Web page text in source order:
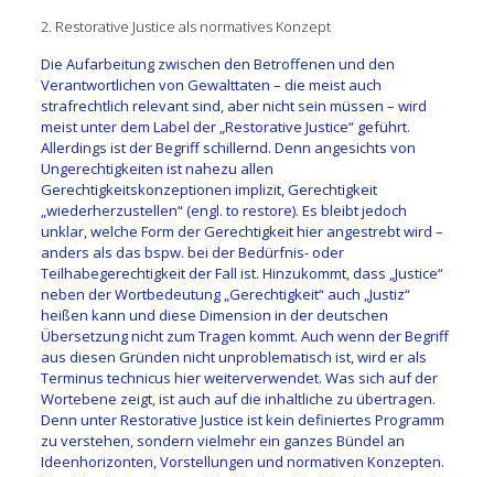
2. Restorative Justice als normatives Konzept
Die Aufarbeitung zwischen den Betroffenen und den
Verantwortlichen von Gewalttaten – die meist auch
strafrechtlich relevant sind, aber nicht sein müssen – wird
meist unter dem Label der „Restorative Justice“ geführt.
Allerdings ist der Begriff schillernd. Denn angesichts von
Ungerechtigkeiten ist nahezu allen
Gerechtigkeitskonzeptionen implizit, Gerechtigkeit
„wiederherzustellen“ (engl. to restore). Es bleibt jedoch
unklar, welche Form der Gerechtigkeit hier angestrebt wird –
anders als das bspw. bei der Bedürfnis- oder
Teilhabegerechtigkeit der Fall ist. Hinzukommt, dass „Justice“
neben der Wortbedeutung „Gerechtigkeit“ auch „Justiz“
heißen kann und diese Dimension in der deutschen
Übersetzung nicht zum Tragen kommt. Auch wenn der Begriff
aus diesen Gründen nicht unproblematisch ist, wird er als
Terminus technicus hier weiterverwendet. Was sich auf der
Wortebene zeigt, ist auch auf die inhaltliche zu übertragen.
Denn unter Restorative Justice ist kein definiertes Programm
zu verstehen, sondern vielmehr ein ganzes Bündel an
Ideenhorizonten, Vorstellungen und normativen Konzepten.